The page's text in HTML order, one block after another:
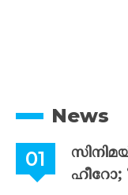
News
ഹീറോ;